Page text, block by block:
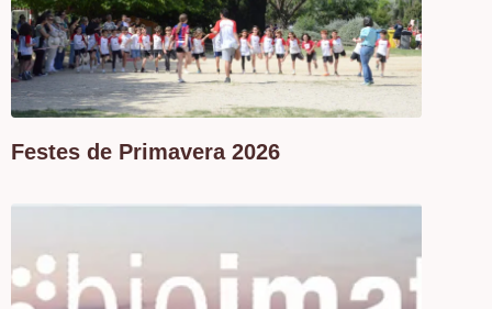
Festes de Primavera 2026